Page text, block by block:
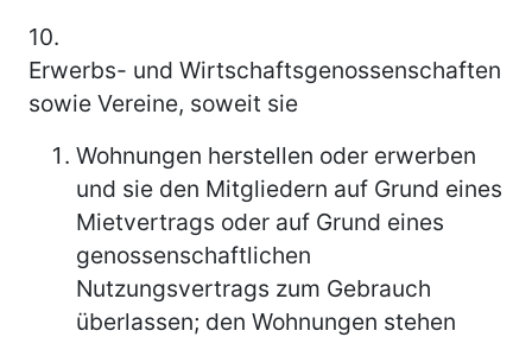
10.
Erwerbs- und Wirtschaftsgenossenschaften
sowie Vereine, soweit sie
Wohnungen herstellen oder erwerben
und sie den Mitgliedern auf Grund eines
Mietvertrags oder auf Grund eines
genossenschaftlichen
Nutzungsvertrags zum Gebrauch
überlassen; den Wohnungen stehen